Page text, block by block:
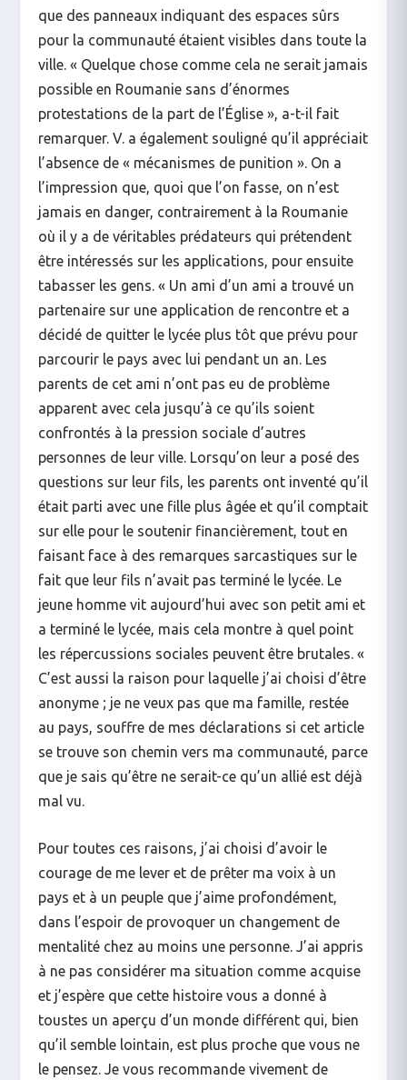
que des panneaux indiquant des espaces sûrs
pour la communauté étaient visibles dans toute la
ville. « Quelque chose comme cela ne serait jamais
possible en Roumanie sans d’énormes
protestations de la part de l’Église », a-t-il fait
remarquer. V. a également souligné qu’il appréciait
l’absence de « mécanismes de punition ». On a
l’impression que, quoi que l’on fasse, on n’est
jamais en danger, contrairement à la Roumanie
où il y a de véritables prédateurs qui prétendent
être intéressés sur les applications, pour ensuite
tabasser les gens. « Un ami d’un ami a trouvé un
partenaire sur une application de rencontre et a
décidé de quitter le lycée plus tôt que prévu pour
parcourir le pays avec lui pendant un an. Les
parents de cet ami n’ont pas eu de problème
apparent avec cela jusqu’à ce qu’ils soient
confrontés à la pression sociale d’autres
personnes de leur ville. Lorsqu’on leur a posé des
questions sur leur fils, les parents ont inventé qu’il
était parti avec une fille plus âgée et qu’il comptait
sur elle pour le soutenir financièrement, tout en
faisant face à des remarques sarcastiques sur le
fait que leur fils n’avait pas terminé le lycée. Le
jeune homme vit aujourd’hui avec son petit ami et
a terminé le lycée, mais cela montre à quel point
les répercussions sociales peuvent être brutales. «
C’est aussi la raison pour laquelle j’ai choisi d’être
anonyme ; je ne veux pas que ma famille, restée
au pays, souffre de mes déclarations si cet article
se trouve son chemin vers ma communauté, parce
que je sais qu’être ne serait-ce qu’un allié est déjà
mal vu.
Pour toutes ces raisons, j’ai choisi d’avoir le
courage de me lever et de prêter ma voix à un
pays et à un peuple que j’aime profondément,
dans l’espoir de provoquer un changement de
mentalité chez au moins une personne. J’ai appris
à ne pas considérer ma situation comme acquise
et j’espère que cette histoire vous a donné à
toustes un aperçu d’un monde différent qui, bien
qu’il semble lointain, est plus proche que vous ne
le pensez. Je vous recommande vivement de